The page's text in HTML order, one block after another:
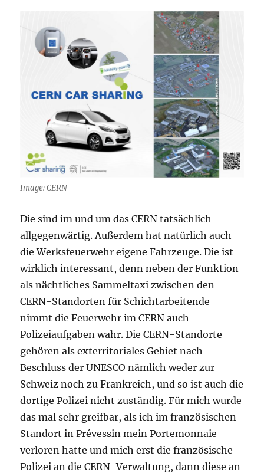
Image: CERN
Die sind im und um das CERN tatsächlich
allgegenwärtig. Außerdem hat natürlich auch
die Werksfeuerwehr eigene Fahrzeuge. Die ist
wirklich interessant, denn neben der Funktion
als nächtliches Sammeltaxi zwischen den
CERN-Standorten für Schichtarbeitende
nimmt die Feuerwehr im CERN auch
Polizeiaufgaben wahr. Die CERN-Standorte
gehören als exterritoriales Gebiet nach
Beschluss der UNESCO nämlich weder zur
Schweiz noch zu Frankreich, und so ist auch die
dortige Polizei nicht zuständig. Für mich wurde
das mal sehr greifbar, als ich im französischen
Standort in Prévessin mein Portemonnaie
verloren hatte und mich erst die französische
Polizei an die CERN-Verwaltung, dann diese an